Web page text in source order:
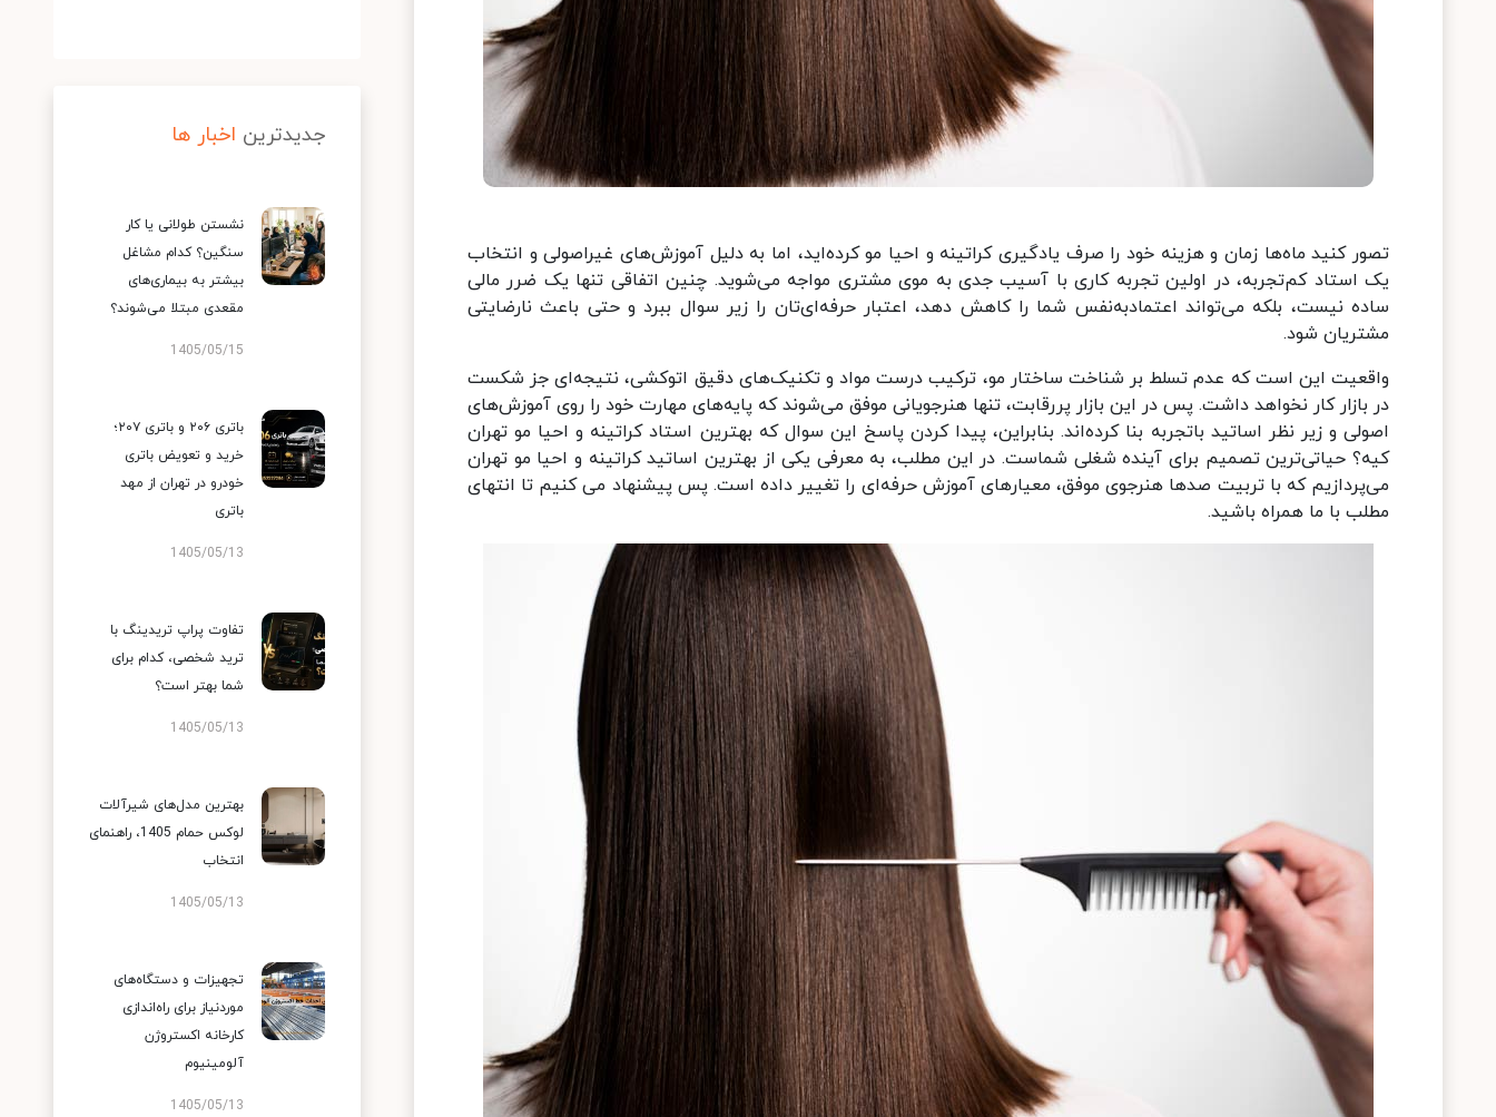
تصور کنید ماه‌ها زمان و هزینه خود را صرف یادگیری کراتینه و احیا مو کرده‌اید، اما به دلیل آموزش‌های غیراصولی و انتخاب
یک استاد کم‌تجربه، در اولین تجربه کاری با آسیب جدی به موی مشتری مواجه می‌شوید. چنین اتفاقی تنها یک ضرر مالی
ساده نیست، بلکه می‌تواند اعتمادبه‌نفس شما را کاهش دهد، اعتبار حرفه‌ای‌تان را زیر سوال ببرد و حتی باعث نارضایتی
مشتریان شود.
واقعیت این است که عدم تسلط بر شناخت ساختار مو، ترکیب درست مواد و تکنیک‌های دقیق اتوکشی، نتیجه‌ای جز شکست
در بازار کار نخواهد داشت. پس در این بازار پررقابت، تنها هنرجویانی موفق می‌شوند که پایه‌های مهارت خود را روی آموزش‌های
اصولی و زیر نظر اساتید باتجربه بنا کرده‌اند. بنابراین، پیدا کردن پاسخ این سوال که بهترین استاد کراتینه و احیا مو تهران
کیه؟ حیاتی‌ترین تصمیم برای آینده شغلی شماست. در این مطلب، به معرفی یکی از بهترین اساتید کراتینه و احیا مو تهران
می‌پردازیم که با تربیت صدها هنرجوی موفق، معیارهای آموزش حرفه‌ای را تغییر داده است. پس پیشنهاد می کنیم تا انتهای
مطلب با ما همراه باشید.
جدیدترین اخبار ها
نشستن طولانی یا کار
سنگین؟ کدام مشاغل
بیشتر به بیماری‌های
مقعدی مبتلا می‌شوند؟
1405/05/15
باتری ۲۰۶ و باتری ۲۰۷؛
خرید و تعویض باتری
خودرو در تهران از مهد
باتری
1405/05/13
تفاوت پراپ تریدینگ با
ترید شخصی، کدام برای
شما بهتر است؟
1405/05/13
بهترین مدل‌های شیرآلات
لوکس حمام 1405، راهنمای
انتخاب
1405/05/13
تجهیزات و دستگاه‌های
موردنیاز برای راه‌اندازی
کارخانه اکستروژن
آلومینیوم
1405/05/13